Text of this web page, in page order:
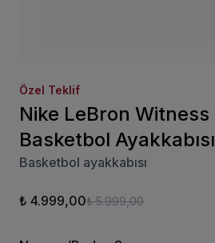
Özel Teklif
Nike LeBron Witness
Basketbol
Basketbol ayakkabısı
₺ 4.999,00₺ 5.999,00